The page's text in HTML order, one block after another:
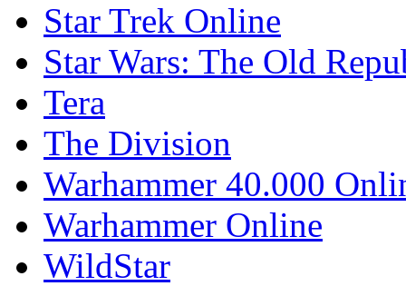
Star Trek Online
Star Wars: The Old
Tera
The Division
Warhammer 40.000
Warhammer Online
WildStar